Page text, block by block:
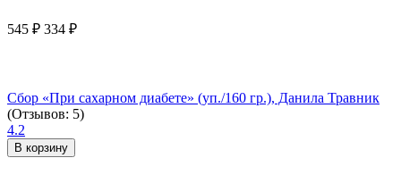
545 ₽ 334 ₽
Сбор «При сахарном диабете» (уп./160 гр.), Данила Травник
(Отзывов: 5)
4.2
В корзину